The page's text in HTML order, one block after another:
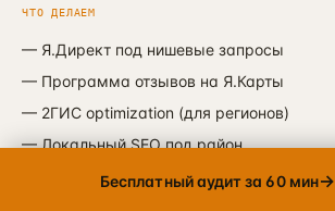
ЧТО ДЕЛАЕМ
— Я.Директ под нишевые запросы
— Программа отзывов на Я.Карты
— 2ГИС optimization (для регионов)
—Локальный SEO под район
info@упакуем.рф
EMAIL · ОТВЕТ В ТЕЧЕНИЕ ДНЯ
Бесплатный аудит за 60 мин→